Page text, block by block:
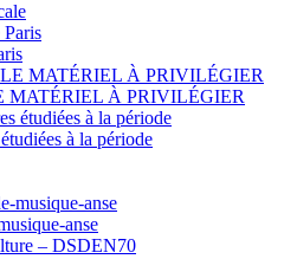
À PRIVILÉGIER
à la période
anse